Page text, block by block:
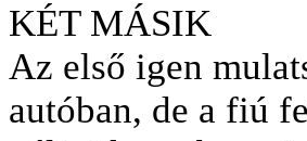
KÉT MÁSIK
Az első igen
autóban, de a fiú